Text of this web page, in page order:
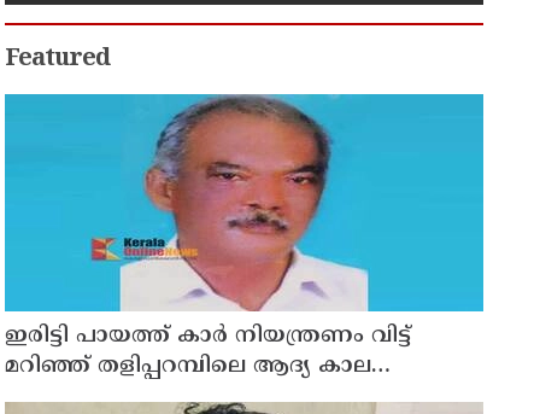
Featured
ഇരിട്ടി പായത്ത് കാർ നിയന്ത്രണം വിട്ട്
മറിഞ്ഞ് തളിപ്പറമ്പിലെ ആദ്യ കാല
കോണ്‍ഗ്രസ് നേതാവ് മരിച്ചു